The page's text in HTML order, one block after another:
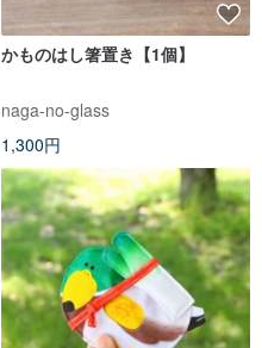
かものはし箸置き【1個】
naga-no-glass
1,300円